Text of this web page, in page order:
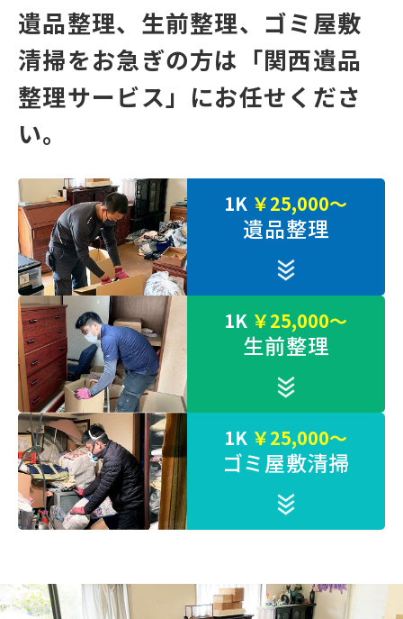
遺品整理、⽣前整理、ゴミ屋敷
清掃をお急ぎの⽅は 「関⻄遺品
整理サービス」にお任せくださ
い。
1K ￥25,000～
遺品整理
1K ￥25,000～
生前整理
1K ￥25,000～
ゴミ屋敷清掃